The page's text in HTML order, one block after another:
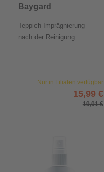
Baygard
500 ml
Teppich-Imprägnierung
nach der Reinigung
Nur in Filialen verfügbar
15,99 €
19,01 €